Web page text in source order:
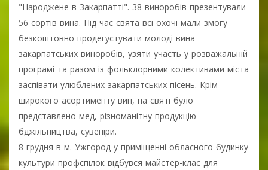
"Народжене в Закарпатті". 38 виноробів презентували
56 сортів вина. Під час свята всі охочі мали змогу
безкоштовно продегустувати молоді вина
закарпатських виноробів, узяти участь у розважальній
програмі та разом із фольклорними колективами міста
заспівати улюблених закарпатських пісень. Крім
широкого асортименту вин, на святі було
представлено мед, різноманітну продукцію
бджільництва, сувеніри.
8 грудня в м. Ужгород у приміщенні обласного будинку
культури профспілок відбувся майстер-клас для